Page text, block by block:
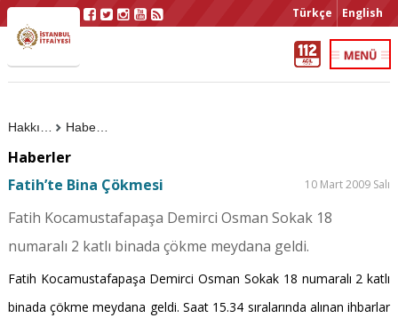
Türkçe English
Haberler
Haberler
Fatih’te Bina Çökmesi
10 Mart 2009 Salı
Fatih Kocamustafapaşa Demirci Osman Sokak 18
numaralı 2 katlı binada çökme meydana geldi.
Fatih Kocamustafapaşa Demirci Osman Sokak 18 numaralı 2 katlı
binada çökme meydana geldi. Saat 15.34 sıralarında alınan ihbarlar